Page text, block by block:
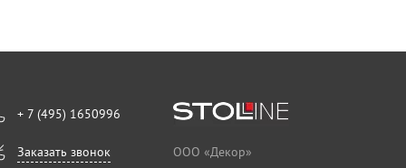
+ 7 (495) 1650996
Заказать звонок
ООО «Декор»